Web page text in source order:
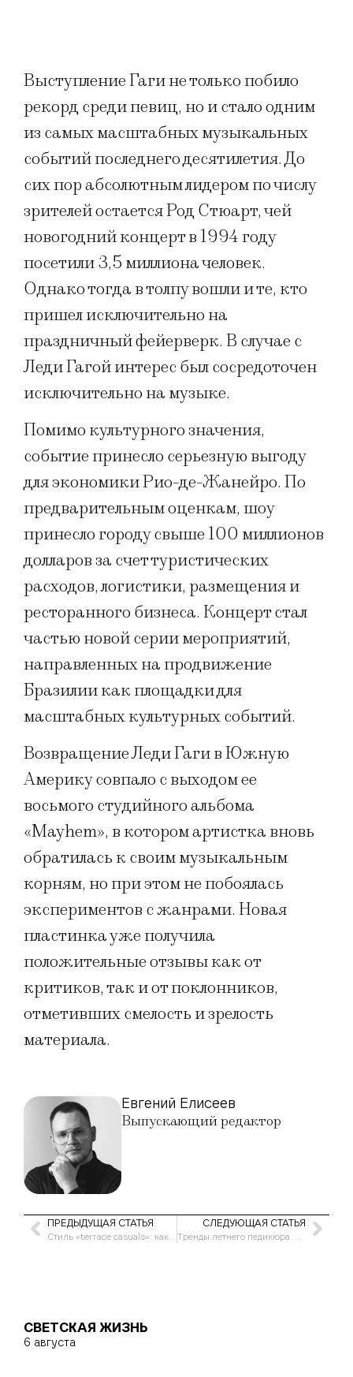
Выступление Гаги не только побило
рекорд среди певиц, но и стало одним
из самых масштабных музыкальных
событий последнего десятилетия. До
сих пор абсолютным лидером по числу
зрителей остается Род Стюарт, чей
новогодний концерт в 1994 году
посетили 3,5 миллиона человек.
Однако тогда в толпу вошли и те, кто
пришел исключительно на
праздничный фейерверк. В случае с
Леди Гагой интерес был сосредоточен
исключительно на музыке.
Помимо культурного значения,
событие принесло серьезную выгоду
для экономики Рио-де-Жанейро. По
предварительным оценкам, шоу
принесло городу свыше 100 миллионов
долларов за счет туристических
расходов, логистики, размещения и
ресторанного бизнеса. Концерт стал
частью новой серии мероприятий,
направленных на продвижение
Бразилии как площадки для
масштабных культурных событий.
Возвращение Леди Гаги в Южную
Америку совпало с выходом ее
восьмого студийного альбома
«Mayhem», в котором артистка вновь
обратилась к своим музыкальным
корням, но при этом не побоялась
экспериментов с жанрами. Новая
пластинка уже получила
положительные отзывы как от
критиков, так и от поклонников,
отметивших смелость и зрелость
материала.
Евгений Елисеев
Выпускающий редактор
ПРЕДЫДУЩАЯ СТАТЬЯ СЛЕДУЮЩАЯ СТАТЬЯ
СВЕТСКАЯ ЖИЗНЬ
6 августа